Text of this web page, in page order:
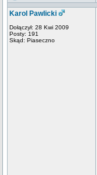
Karol Pawlicki
Dołączył: 28 Kwi 2009
Posty: 191
Skąd: Piaseczno